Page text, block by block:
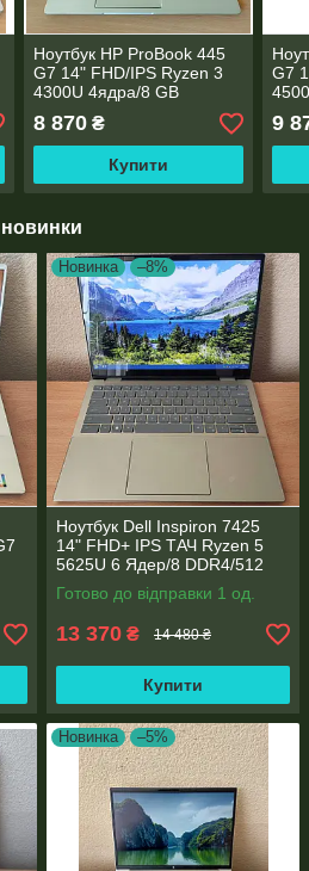
Ноутбук HP ProBook 445
G7 14" FHD/IPS Ryzen 3
4300U 4ядра/8 GB
M.2/AMD Radeon RX Vega
5/WebCam
8 870₴
Купити
G7
6/
9
новинки
Новинка –8%
Ноутбук Dell Inspiron 7425
14" FHD+ IPS TАЧ Ryzen 5
5625U 6 Ядер/8 DDR4/512
SSD M.2/Radeon RX Vega
7/Type-C PD
Готово до відправки 1 од.
13 370 ₴ 14 480 ₴
Купити
Новинка –5%